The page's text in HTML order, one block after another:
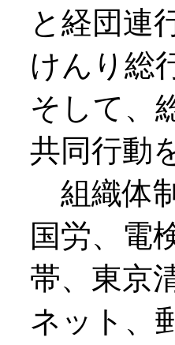
と経団連
けんり総
そして、
共同行動
組織体
国労、電
帯、東京
ネット、